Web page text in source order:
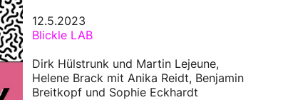
12.5.2023
Blickle LAB
Dirk Hülstrunk und Martin Lejeune,
Helene Brack mit Anika Reidt, Benjamin
Breitkopf und Sophie Eckhardt